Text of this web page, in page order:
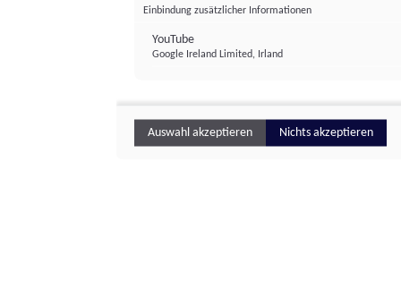
Einbindung zusätzlicher Informationen
YouTube
Google Ireland Limited, Irland
Auswahl akzeptieren Nichts akzeptieren